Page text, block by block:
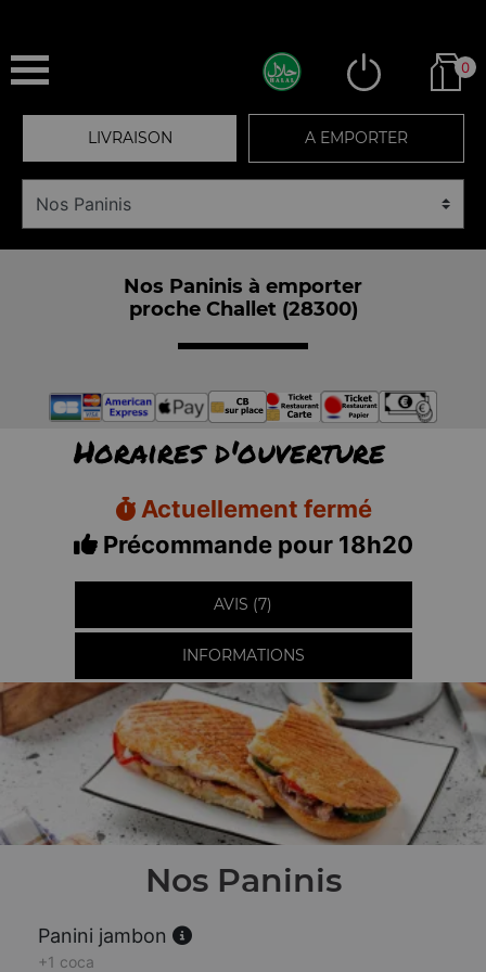
0
LIVRAISON A EMPORTER
Nos Paninis à emporter
proche Challet (28300)
Horaires d'ouverture
Actuellement fermé
Précommande pour 18h20
AVIS (7)
INFORMATIONS
Nos Paninis
Panini jambon
+1 coca